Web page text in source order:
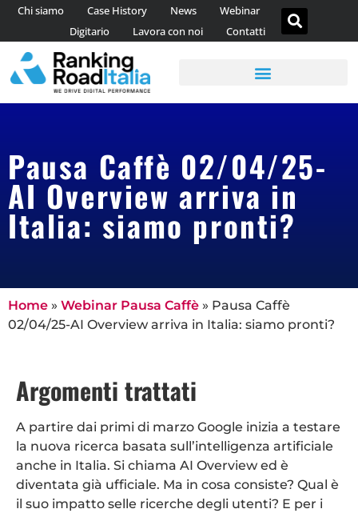
Chi siamo Case History News
Webinar
Digitario
Lavora con noi Contatti
Pausa Caffè 02/04/25-
AI Overview arriva in
Italia: siamo pronti?
Home » Webinar Pausa Caffè » Pausa Caffè
02/04/25-AI Overview arriva in Italia: siamo pronti?
Argomenti trattati
A partire dai primi di marzo Google inizia a testare
la nuova ricerca basata sull’intelligenza artificiale
anche in Italia. Si chiama AI Overview ed è
diventata già ufficiale. Ma in cosa consiste? Qual è
il suo impatto selle ricerche degli utenti? E per i